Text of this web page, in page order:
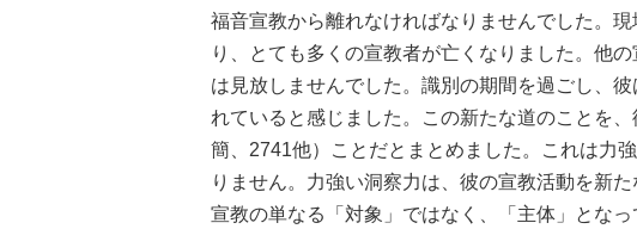
福音宣教から離れなければなりませんでした。
り、とても多くの宣教者が亡くなりました。他
は見放しませんでした。識別の期間を過ごし、
れていると感じました。この新たな道のことを
簡、2741他）ことだとまとめました。これは力
りません。力強い洞察力は、彼の宣教活動を新
宣教の単なる「対象」ではなく、「主体」とな